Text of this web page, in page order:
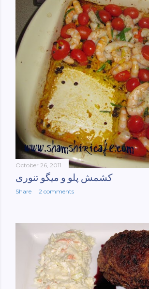
October 26, 2011
کشمش پلو و میگو تنوری
Share 2 comments